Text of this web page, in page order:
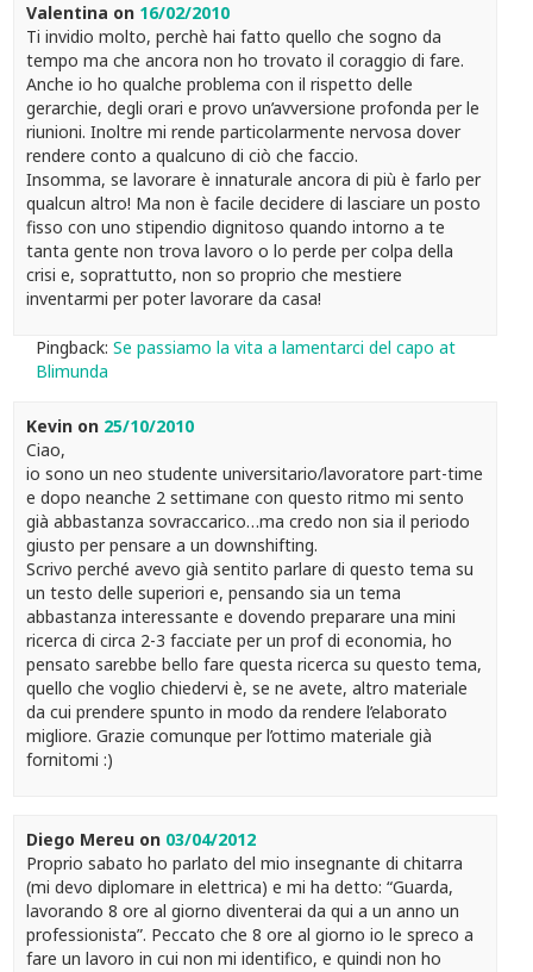
Valentina on 16/02/2010
Ti invidio molto, perchè hai fatto quello che sogno da
tempo ma che ancora non ho trovato il coraggio di fare.
Anche io ho qualche problema con il rispetto delle
gerarchie, degli orari e provo un’avversione profonda per le
riunioni. Inoltre mi rende particolarmente nervosa dover
rendere conto a qualcuno di ciò che faccio.
Insomma, se lavorare è innaturale ancora di più è farlo per
qualcun altro! Ma non è facile decidere di lasciare un posto
fisso con uno stipendio dignitoso quando intorno a te
tanta gente non trova lavoro o lo perde per colpa della
crisi e, soprattutto, non so proprio che mestiere
inventarmi per poter lavorare da casa!
Pingback: Se passiamo la vita a lamentarci del capo at
Blimunda
Kevinon 25/10/2010
Ciao,
io sono un neo studente universitario/lavoratore part-time
e dopo neanche 2 settimane con questo ritmo mi sento
già abbastanza sovraccarico…ma credo non sia il periodo
giusto per pensare a un downshifting.
Scrivo perché avevo già sentito parlare di questo tema su
un testo delle superiori e, pensando sia un tema
abbastanza interessante e dovendo preparare una mini
ricerca di circa 2-3 facciate per un prof di economia, ho
pensato sarebbe bello fare questa ricerca su questo tema,
quello che voglio chiedervi è, se ne avete, altro materiale
da cui prendere spunto in modo da rendere l’elaborato
migliore. Grazie comunque per l’ottimo materiale già
fornitomi :)
Diego Mereuon 03/04/2012
Proprio sabato ho parlato del mio insegnante di chitarra
(mi devo diplomare in elettrica) e mi ha detto: “Guarda,
lavorando 8 ore al giorno diventerai da qui a un anno un
professionista”. Peccato che 8 ore al giorno io le spreco a
fare un lavoro in cui non mi identifico, e quindi non ho